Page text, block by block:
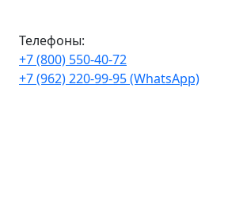
Телефоны:
+7 (800) 550-40-72
+7 (962) 220-99-95 (WhatsApp)